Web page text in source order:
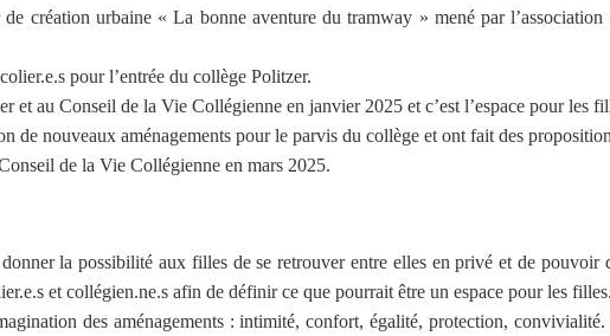
création urbaine « La bonne aventure du tramway » mené par
pour l’entrée du collège Politzer.
et au Conseil de la Vie Collégienne en janvier 2025 et c’est l’espace pour les
de nouveaux aménagements pour le parvis du collège et ont fait des
de la Vie Collégienne en mars 2025.
la possibilité aux filles de se retrouver entre elles en privé et de pouvoir
et collégien.ne.s afin de définir ce que pourrait être un espace pour les filles.
des aménagements : intimité, confort, égalité, protection, convivialité.